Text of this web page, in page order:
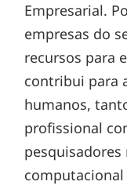
Empresarial.
empresas do
recursos para
contribui para
humanos,
profissional